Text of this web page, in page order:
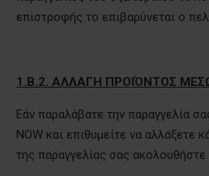
επιστροφής το επιβαρύνεται ο
1.Β.2. ΑΛΛΑΓΗ ΠΡΟΙΌΝΤΟΣ
Εάν παραλάβατε την παραγγελία
NOW και επιθυμείτε να αλλάξετε
της παραγγελίας σας